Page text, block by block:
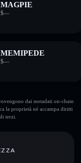
MAGPIE
$—
MEMIPEDE
$—
dai metadati on-chain
la proprietà né accampa diritti
terzi.